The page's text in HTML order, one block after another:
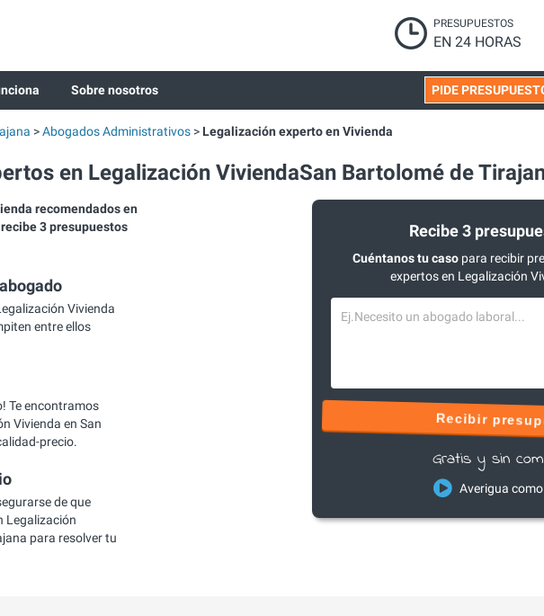
PRESUPUESTOS
EN 24 HORAS
Sobre nosotros PIDE
Abogados Administrativos Legalización experto en Vivienda
en Legalización ViviendaSan Bartolomé de
recomendados en
3 presupuestos
Vivienda
entre ellos
Te encontramos
Vivienda en San
precio.
de que
Legalización
para resolver tu
Recibe 3
Cuéntanos tu casopara recibir
expertos en Legalización
Recibir
Gratis y sin
Averigua